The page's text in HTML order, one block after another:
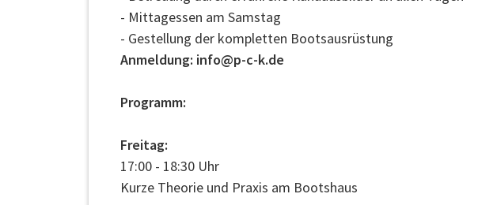
- Mittagessen am Samstag
- Gestellung der kompletten Bootsausrüstung
Anmeldung: info@p-c-k.de
Programm:
Freitag:
17:00 - 18:30 Uhr
Kurze Theorie und Praxis am Bootshaus